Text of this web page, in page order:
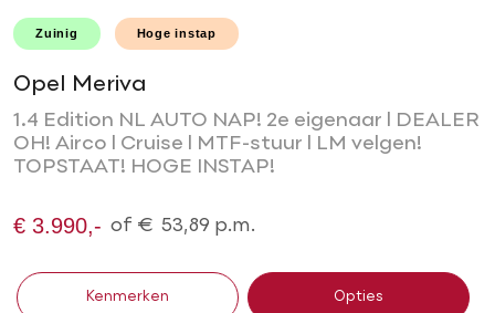
Zuinig Hoge instap
Opel Meriva
1.4 Edition NL AUTO NAP! 2e eigenaar l DEALER
OH! Airco l Cruise l MTF-stuur l LM velgen!
TOPSTAAT! HOGE INSTAP!
€ 3.990,- of € 53,89 p.m.
Kenmerken Opties